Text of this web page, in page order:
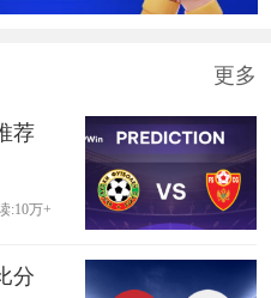
更多
荐
:10万+
分